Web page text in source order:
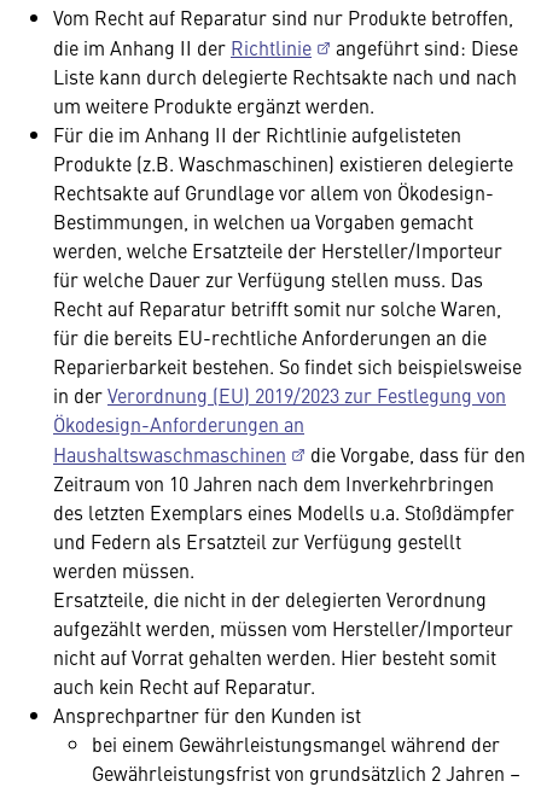
Vom Recht auf Reparatur sind nur Produkte betroffen,
die im Anhang II der Richtlinie
angeführt sind: Diese
Liste kann durch delegierte Rechtsakte nach und nach
um weitere Produkte ergänzt werden.
Für die im Anhang II der Richtlinie aufgelisteten
Produkte (z.B. Waschmaschinen) existieren delegierte
Rechtsakte auf Grundlage vor allem von Ökodesign-
Bestimmungen, in welchen ua Vorgaben gemacht
werden, welche Ersatzteile der Hersteller/Importeur
für welche Dauer zur Verfügung stellen muss. Das
Recht auf Reparatur betrifft somit nur solche Waren,
für die bereits EU-rechtliche Anforderungen an die
Reparierbarkeit bestehen. So findet sich beispielsweise
in derVerordnung (EU) 2019/2023 zur Festlegung von
Ökodesign-Anforderungen an
Haushaltswaschmaschinen
die Vorgabe, dass für den
Zeitraum von 10 Jahren nach dem Inverkehrbringen
des letzten Exemplars eines Modells u.a. Stoßdämpfer
und Federn als Ersatzteil zur Verfügung gestellt
werden müssen.
Ersatzteile, die nicht in der delegierten Verordnung
aufgezählt werden, müssen vom Hersteller/Importeur
nicht auf Vorrat gehalten werden. Hier besteht somit
auch kein Recht auf Reparatur.
Ansprechpartner für den Kunden ist
bei einem Gewährleistungsmangel während der
Gewährleistungsfrist von grundsätzlich 2 Jahren –